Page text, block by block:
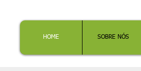
HOME SOBRE NÓS